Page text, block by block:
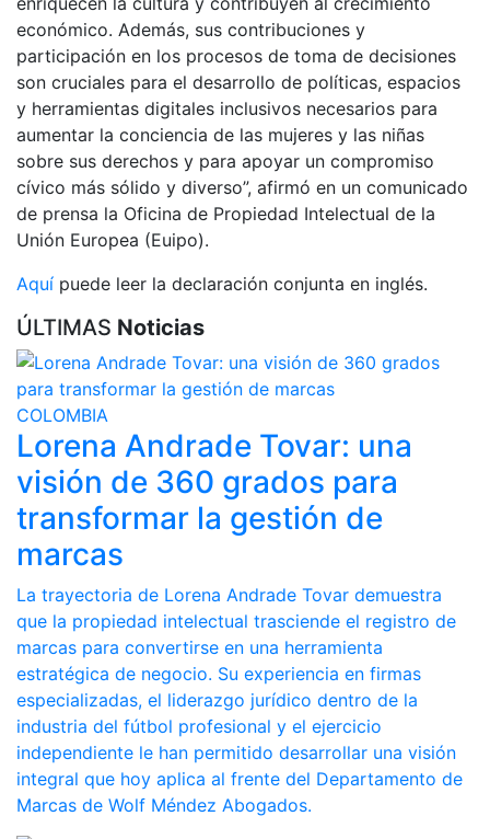
económico. Además, sus contribuciones y
participación en los procesos de toma de decisiones
son cruciales para el desarrollo de políticas, espacios
y herramientas digitales inclusivos necesarios para
aumentar la conciencia de las mujeres y las niñas
sobre sus derechos y para apoyar un compromiso
cívico más sólido y diverso”, afirmó en un comunicado
de prensa la Oficina de Propiedad Intelectual de la
Unión Europea (Euipo).
Aquí puede leer la declaración conjunta en inglés.
ÚLTIMAS Noticias
COLOMBIA
Lorena Andrade Tovar: una
visión de 360 grados para
transformar la gestión de
marcas
La trayectoria de Lorena Andrade Tovar demuestra
que la propiedad intelectual trasciende el registro de
marcas para convertirse en una herramienta
estratégica de negocio. Su experiencia en firmas
especializadas, el liderazgo jurídico dentro de la
industria del fútbol profesional y el ejercicio
independiente le han permitido desarrollar una visión
integral que hoy aplica al frente del Departamento de
Marcas de Wolf Méndez Abogados.